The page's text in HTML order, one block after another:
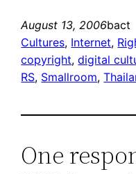
August 13, 2006bact
Cultures, Internet,
copyright, digital
RS, Smallroom,
One